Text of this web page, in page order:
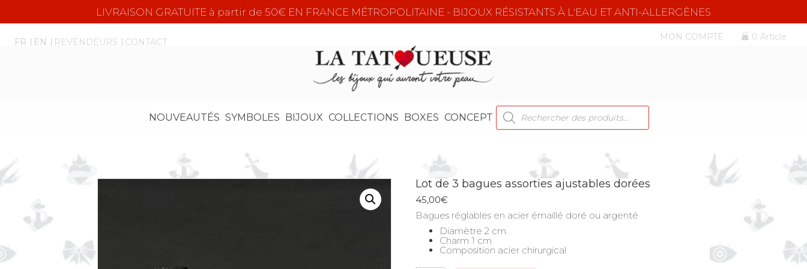
LIVRAISON GRATUITE à partir de 50€ EN FRANCE MÉTROPOLITAINE - BIJOUX RÉSISTANTS À L'EAU ET ANTI-ALLERGÈNES
FR EN REVENDEURS CONTACT
MON COMPTE 0 Article
NOUVEAUTÉS SYMBOLES BIJOUX COLLECTIONS BOXES CONCEPT
RECHERCHE
DE
PRODUITS
Lot de 3 bagues assorties ajustables dorées
45,00€
Bagues réglables en acier émaillé doré ou argenté
Diamètre 2 cm
Charm 1 cm
Composition acier chirurgical